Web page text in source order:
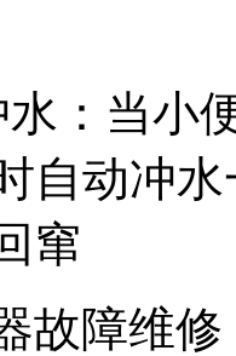
当小便
自动冲
窜
障维修